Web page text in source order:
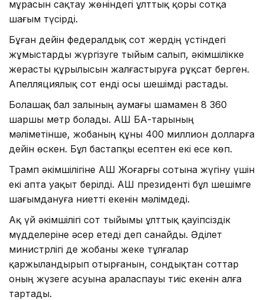
мұрасын сақтау жөніндегі ұлттық қоры сотқа
шағым түсірді.
Бұған дейін федералдық сот жердің үстіндегі
жұмыстарды жүргізуге тыйым салып, әкімшілікке
жерасты құрылысын жалғастыруға рұқсат берген.
Апелляциялық сот енді осы шешімді растады.
Болашақ бал залының аумағы шамамен 8 360
шаршы метр болады. АҚШ БАҚ-тарының
мәліметінше, жобаның құны 400 миллион долларға
дейін өскен. Бұл бастапқы есептен екі есе көп.
Трамп әкімшілігіне АҚШ Жоғарғы сотына жүгіну үшін
екі апта уақыт берілді. АҚШ президенті бұл шешімге
шағымдануға ниетті екенін мәлімдеді.
Ақ үй әкімшілігі сот тыйымы ұлттық қауіпсіздік
мүдделеріне әсер етеді деп санайды. Әділет
министрлігі де жобаны жеке тұлғалар
қаржыландырып отырғанын, сондықтан соттар
оның жүзеге асуына араласпауы тиіс екенін алға
тартады.